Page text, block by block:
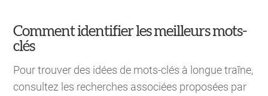
Comment identifier les meilleurs mots-
clés
Pour trouver des idées de mots-clés à longue traîne,
consultez les recherches associées proposées par